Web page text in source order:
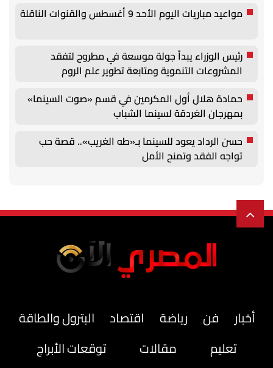
مواعيد مباريات اليوم الأحد 9 أغسطس والقنوات الناقلة
رئيس الوزراء يبدأ جولة موسعة في مطروح لتفقد
المشروعات التنموية ومتابعة تطوير علم الروم
حمادة هلال أول المكرمين في قسم «صوت السينما»
بمهرجان الغردقة لسينما الشباب
حسن الرداد يعود للسينما بـ«طه الغريب».. قصة حب
تواجه الفقد وتمنح الأمل
أخبار فن رياضة اقتصاد
البترول والطاقة
تعليم
مقالات
توقعات الأبراج